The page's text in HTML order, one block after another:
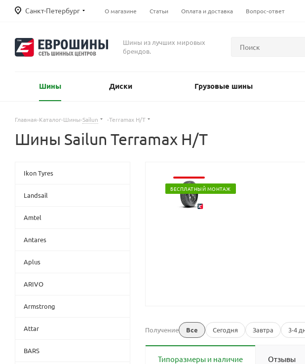
Санкт-Петербург О магазине Статьи Оплата и доставка Вопрос-ответ
Шины из лучших мировых
брендов.
Шины Диски Грузовые шины
Главная-Каталог-Шины-Sailun -Terramax H/T
Шины Sailun Terramax H/T
БЕСПЛАТНЫЙ МОНТАЖ
Получение Все Сегодня Завтра 3-4
Типоразмеры и наличие Отзывы
Ikon Tyres
Landsail
Amtel
Antares
Aplus
ARIVO
Armstrong
Attar
BARS